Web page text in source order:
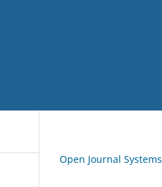
Open Journal Systems